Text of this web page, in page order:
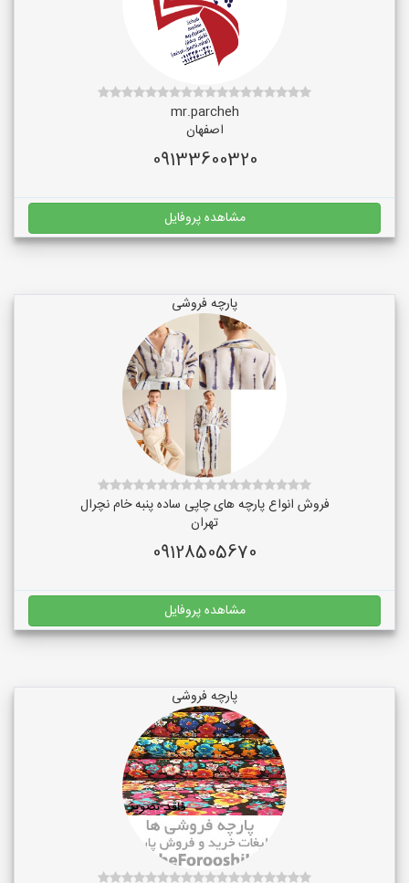
mr.parcheh
اصفهان
09133600320
مشاهده پروفایل
پارچه فروشی
فروش انواع پارچه های چاپی ساده پنبه خام نچرال
تهران
09128505670
مشاهده پروفایل
پارچه فروشی